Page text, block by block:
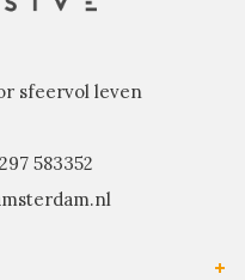
sfeervol leven
583352